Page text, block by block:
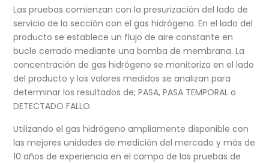
Las pruebas comienzan con la presurización del lado de
servicio de la sección con el gas hidrógeno. En el lado del
producto se establece un flujo de aire constante en
bucle cerrado mediante una bomba de membrana. La
concentración de gas hidrógeno se monitoriza en el lado
del producto y los valores medidos se analizan para
determinar los resultados de; PASA, PASA TEMPORAL o
DETECTADO FALLO.
​Utilizando el gas hidrógeno ampliamente disponible con
las mejores unidades de medición del mercado y más de
10 años de experiencia en el campo de las pruebas de